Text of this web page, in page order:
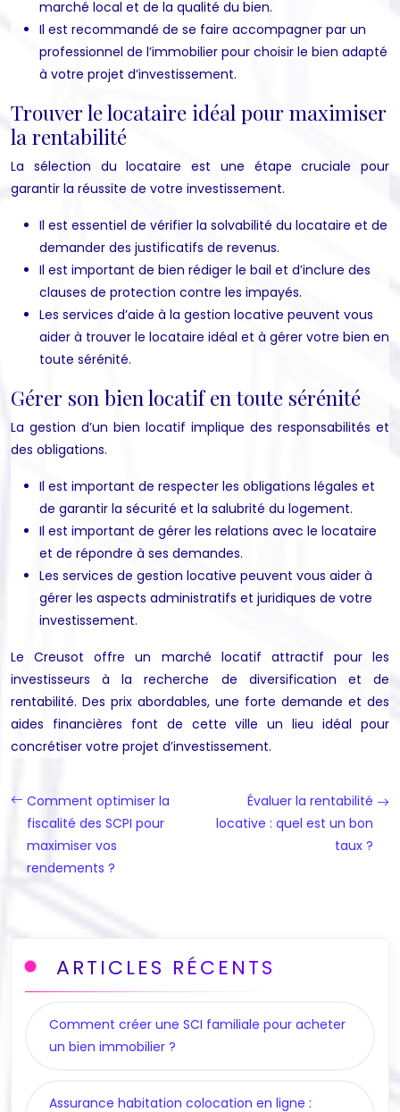
marché local et de la qualité du bien.
Il est recommandé de se faire accompagner par un
professionnel de l’immobilier pour choisir le bien adapté
à votre projet d’investissement.
Trouver le locataire idéal pour maximiser
la rentabilité
La sélection du locataire est une étape cruciale pour
garantir la réussite de votre investissement.
Il est essentiel de vérifier la solvabilité du locataire et de
demander des justificatifs de revenus.
Il est important de bien rédiger le bail et d’inclure des
clauses de protection contre les impayés.
Les services d’aide à la gestion locative peuvent vous
aider à trouver le locataire idéal et à gérer votre bien en
toute sérénité.
Gérer son bien locatif en toute sérénité
La gestion d’un bien locatif implique des responsabilités et
des obligations.
Il est important de respecter les obligations légales et
de garantir la sécurité et la salubrité du logement.
Il est important de gérer les relations avec le locataire
et de répondre à ses demandes.
Les services de gestion locative peuvent vous aider à
gérer les aspects administratifs et juridiques de votre
investissement.
Le Creusot offre un marché locatif attractif pour les
investisseurs à la recherche de diversification et de
rentabilité. Des prix abordables, une forte demande et des
aides financières font de cette ville un lieu idéal pour
concrétiser votre projet d’investissement.
Comment optimiser la
fiscalité des SCPI pour
maximiser vos
rendements ?
Évaluer la rentabilité
locative : quel est un bon
taux ?
ARTICLES RÉCENTS
Comment créer une SCI familiale pour acheter
un bien immobilier ?
Assurance habitation colocation en ligne :